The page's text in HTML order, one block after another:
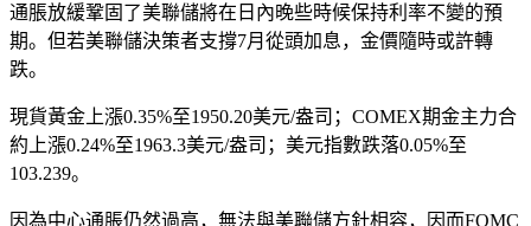
通脹放緩鞏固了美聯儲將在日內晚些時候保持利率不變的預
期。但若美聯儲決策者支撐7月從頭加息，金價隨時或許轉
跌。
現貨黃金上漲0.35%至1950.20美元/盎司；COMEX期金主力合
約上漲0.24%至1963.3美元/盎司；美元指數跌落0.05%至
103.239。
因為中心通脹仍然過高，無法與美聯儲方針相容，因而FOMC